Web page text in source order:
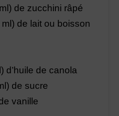
de zucchini râpé
de lait ou boisson
d’huile de canola
de sucre
vanille